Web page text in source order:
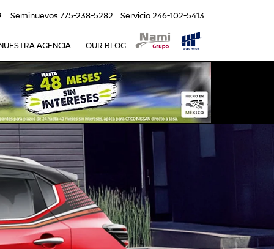
Seminuevos775-238-5282 Servicio246-102-5413
AGENCIA OUR BLOG